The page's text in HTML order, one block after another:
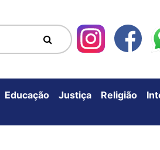
Educação Justiça Religião